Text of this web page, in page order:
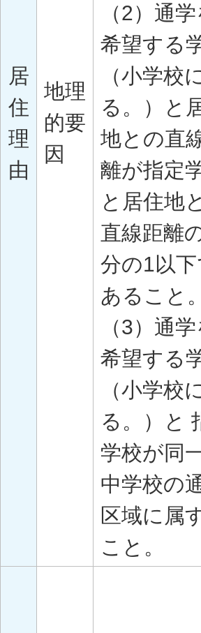
居
住
理
由
地理
的要
因
（2）通
希望する
（小学校
る。）と
地との直
離が指定
と居住地
直線距離
分の1以
あること。
（3）通
希望する
（小学校
る。）と
学校が同
中学校の
区域に属
こと。